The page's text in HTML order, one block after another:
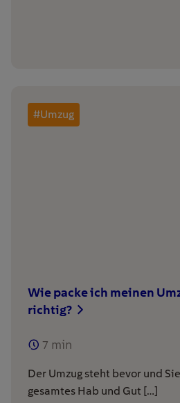
#Umzug
Wie packe ich meinen
richtig?
7 min
Der Umzug steht bevor und
gesamtes Hab und Gut […]